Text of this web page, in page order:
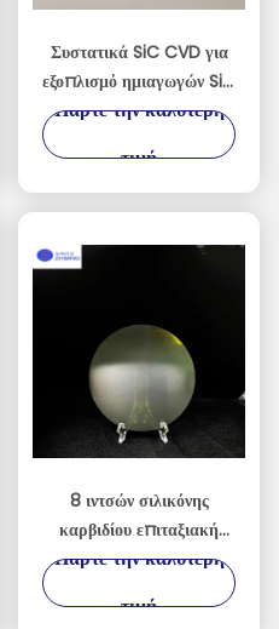
Συστατικά SiC CVD για
εξοπλισμό ημιαγωγών SiC
Ring SiC Electrode Dry
Πάρτε την καλύτερη
τιμή
8 ιντσών σιλικόνης
καρβιδίου επιταξιακή
βάρη (SiC Epi Wafer)
Πάρτε την καλύτερη
τιμή